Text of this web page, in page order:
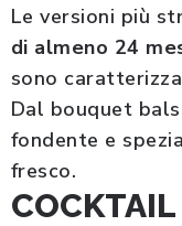
Le versioni più
di almeno 24
sono
Dal bouquet
fondente e
fresco.